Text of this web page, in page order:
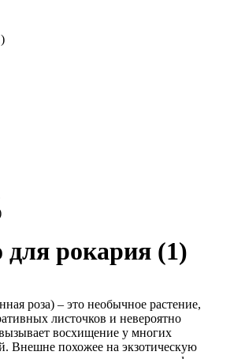
рокария (1)
роза) – это необычное растение,
листочков и невероятно
восхищение у многих
Внешне похожее на экзотическую